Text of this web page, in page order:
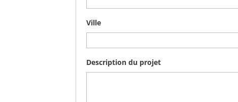
Ville
Description du projet